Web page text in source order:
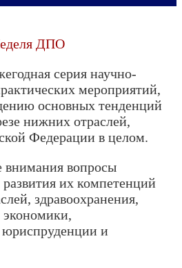
ДПО
серия научно-
мероприятий,
основных тенденций
нижних отраслей,
Федерации в целом.
внимания вопросы
их компетенций
здравоохранения,
экономики,
юриспруденции и